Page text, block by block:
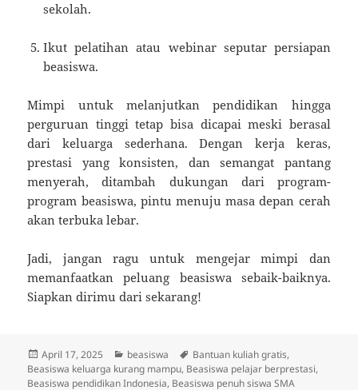
sekolah.
Ikut pelatihan atau webinar seputar persiapan
beasiswa.
Mimpi untuk melanjutkan pendidikan hingga
perguruan tinggi tetap bisa dicapai meski berasal
dari keluarga sederhana. Dengan kerja keras,
prestasi yang konsisten, dan semangat pantang
menyerah, ditambah dukungan dari program-
program beasiswa, pintu menuju masa depan cerah
akan terbuka lebar.
Jadi, jangan ragu untuk mengejar mimpi dan
memanfaatkan peluang beasiswa sebaik-baiknya.
Siapkan dirimu dari sekarang!
Posted
on
April 17, 2025 Categories
beasiswa Tags
Bantuan kuliah gratis,
Beasiswa keluarga kurang mampu, Beasiswa pelajar berprestasi,
Beasiswa pendidikan Indonesia, Beasiswa penuh siswa SMA